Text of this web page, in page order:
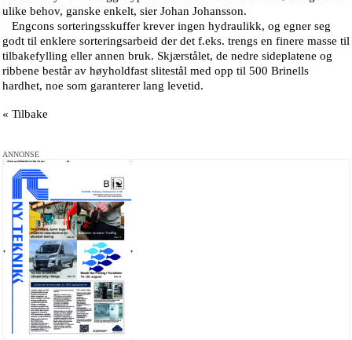
ulike behov, ganske enkelt, sier Johan Johansson.
Engcons sorteringsskuffer krever ingen hydraulikk, og egner seg
godt til enklere sorteringsarbeid der det f.eks. trengs en finere masse til
tilbakefylling eller annen bruk. Skjærstålet, de nedre sideplatene og
ribbene består av høyholdfast slitestål med opp til 500 Brinells
hardhet, noe som garanterer lang levetid.
« Tilbake
ANNONSE